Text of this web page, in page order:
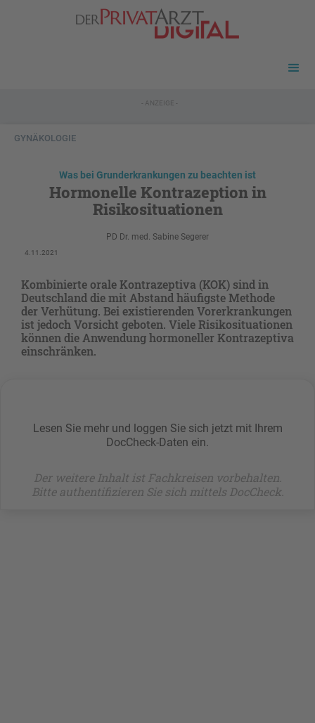
- ANZEIGE -
GYNÄKOLOGIE
Was bei Grunderkrankungen zu beachten ist
Hormonelle Kontrazeption in
Risikosituationen
PD Dr. med. Sabine Segerer
4.11.2021
Kombinierte orale Kontrazeptiva (KOK) sind in
Deutschland die mit Abstand häufigste Methode
der Verhütung. Bei existierenden Vorerkrankungen
ist jedoch Vorsicht geboten. Viele Risikosituationen
können die Anwendung hormoneller Kontrazeptiva
einschränken.
Lesen Sie mehr und loggen Sie sich jetzt mit Ihrem
DocCheck-Daten ein.
Der weitere Inhalt ist Fachkreisen vorbehalten.
Bitte authentifizieren Sie sich mittels DocCheck.